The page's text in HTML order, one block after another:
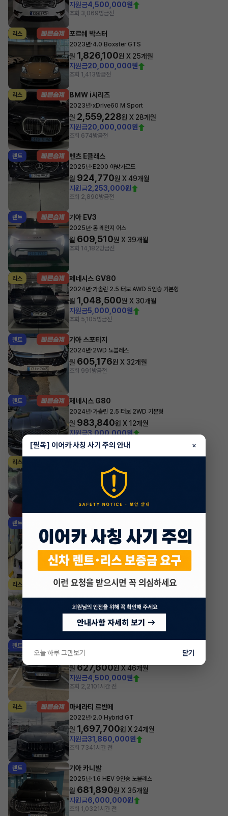
지원금4,500,000원
조회 3,069방금전
리스 포르쉐 박스터
2023년·4.0 Boxster GTS
월 1,826,100원 X 25개월
지원금20,000,000원
조회 1,413방금전
리스 BMW i시리즈
2023년·xDrive60 M Sport
월 2,559,228원 X 28개월
지원금20,000,000원
조회 674방금전
렌트 벤츠 E클래스
2025년· E200 아방가르드
월 924,770원 X49개월
지원금2,253,000원
조회 2,890방금전
렌트 기아 EV3
2025년·롱 레인지 어스
월 609,510원 X 39개월
조회 14,182방금전
리스 제네시스 GV80
2024년·가솔린 2.5 터보 AWD 5인승 기본형
월 1,048,500원 X 30개월
지원금5,000,000원
조회 5,105방금전
렌트 기아 스포티지
2024년·2WD 노블레스
월 605,176원 X 32개월
조회 991 방금전
렌트 제네시스 G80
2024년·가솔린 2.5 터보 2WD 기본형
월 983,840원 X 12개월
지원금3,000,000원
조회 6,6241시간 전
리스
가솔린 2.0 터보 N DCT
594,980 원 X
8,000,000원
조회 1,8281시간 전
렌트
2024년 HEV 1.6 2WD 5인승 시그니처
월 764,700원 X 37개월
지원금4,000,000원
조회 3,639 1시간 전
리스 제네시스 GV70
월829,200원 X56개월
조회 3261시간 전
렌트
2025년
월 627,600원 X 46개월
지원금4,500,000원
조회 2,2101시간 전
리스 마세라티 르반떼
2022년·2.0 Hybrid GT
월 1,697,700원 X 24개월
지원금31,860,000원
조회 7341시간 전
렌트 기아 카니발
2025년·1.6 HEV 9인승 노블레스
월 681,890원 X 35개월
지원금6,000,000원
조회 1,0321시간 전
[필독] 이어카 사칭 사기 주의 안내 ×
오늘 하루 그만보기 닫기